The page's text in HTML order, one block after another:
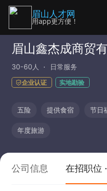
眉山鑫杰成商贸
30-60人 日常服务
企业认证 实地勘验
五险 提供食宿 节日
年度旅游
公司信息 在招职位
眉山人才网
用app更方便！